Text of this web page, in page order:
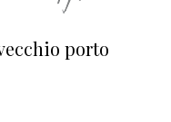
porto